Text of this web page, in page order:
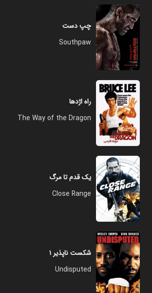
چپ دست
Southpaw
راه اژدها
The Way of the Dragon
یک قدم تا مرگ
Close Range
شکست ناپذیر ۱
Undisputed